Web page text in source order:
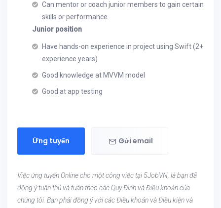
Can mentor or coach junior members to gain certain
skills or performance
Junior position
Have hands-on experience in project using Swift (2+
experience years)
Good knowledge at MVVM model
Good at app testing
Ứng tuyển Gửi email
Việc ứng tuyển Online cho một công việc tại 5JobVN, là bạn đã
đồng ý tuân thủ và tuân theo các Quy Định và Điều khoản của
chúng tôi. Bạn phải đồng ý với các Điều khoản và Điều kiện và